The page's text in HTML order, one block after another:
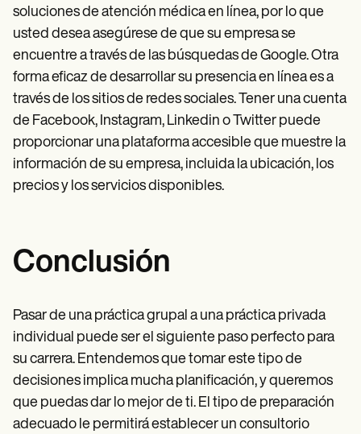
soluciones de atención médica en línea, por lo que
usted desea asegúrese de que su empresa se
encuentre a través de las búsquedas de Google. Otra
forma eficaz de desarrollar su presencia en línea es a
través de los sitios de redes sociales. Tener una cuenta
de Facebook, Instagram, Linkedin o Twitter puede
proporcionar una plataforma accesible que muestre la
información de su empresa, incluida la ubicación, los
precios y los servicios disponibles.
Conclusión
Pasar de una práctica grupal a una práctica privada
individual puede ser el siguiente paso perfecto para
su carrera. Entendemos que tomar este tipo de
decisiones implica mucha planificación, y queremos
que puedas dar lo mejor de ti. El tipo de preparación
adecuado le permitirá establecer un consultorio